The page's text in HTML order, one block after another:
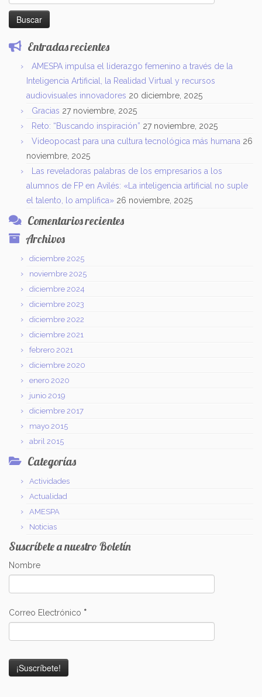
Entradas recientes
AMESPA impulsa el liderazgo femenino a través de la
Inteligencia Artificial, la Realidad Virtual y recursos
audiovisuales innovadores 20 diciembre, 2025
Gracias 27 noviembre, 2025
Reto: “Buscando inspiración” 27 noviembre, 2025
Videopocast para una cultura tecnológica más humana 26
noviembre, 2025
Las reveladoras palabras de los empresarios a los
alumnos de FP en Avilés: «La inteligencia artificial no suple
el talento, lo amplifica» 26 noviembre, 2025
Comentarios recientes
Archivos
diciembre 2025
noviembre 2025
diciembre 2024
diciembre 2023
diciembre 2022
diciembre 2021
febrero 2021
diciembre 2020
enero 2020
junio 2019
diciembre 2017
mayo 2015
abril 2015
Categorías
Actividades
Actualidad
AMESPA
Noticias
Suscríbete a nuestro Boletín
Nombre
Correo Electrónico *